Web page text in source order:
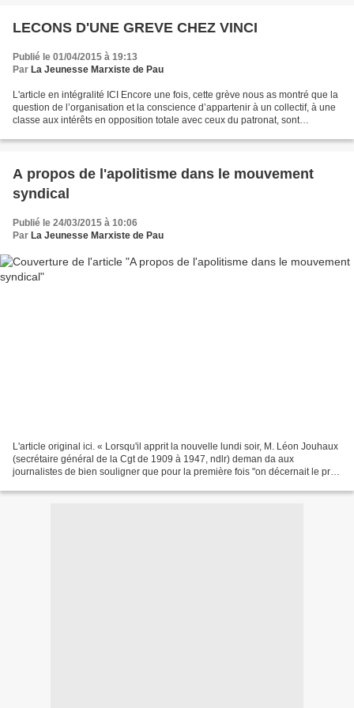
LECONS D'UNE GREVE CHEZ VINCI
Publié le 01/04/2015 à 19:13
Par La Jeunesse Marxiste de Pau
L'article en intégralité ICI Encore une fois, cette grève nous as montré que la
question de l’organisation et la conscience d’appartenir à un collectif, à une
classe aux intérêts en opposition totale avec ceux du patronat, sont
A propos de l'apolitisme dans le mouvement
syndical
Publié le 24/03/2015 à 10:06
Par La Jeunesse Marxiste de Pau
L'article original ici. « Lorsqu'il apprit la nouvelle lundi soir, M. Léon Jouhaux
(secrétaire général de la Cgt de 1909 à 1947, ndlr) deman da aux
journalistes de bien souligner que pour la première fois "on décernait le prix